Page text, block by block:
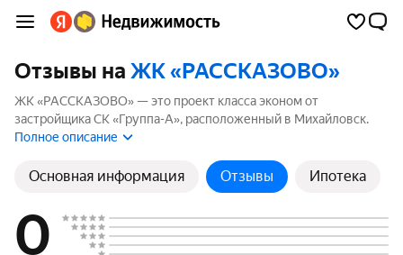
Отзывы на ЖК «РАССКАЗОВО»
ЖК «РАССКАЗОВО» — это проект класса эконом от
застройщика СК «Группа-А», расположенный в Михайловск.
Комплекс включает 1 корпуса высотой до 18 этажей. Если вы
ознакомьтесь с отзывами покупателей и жителей района. Мы
рассчитали рейтинг на основе реальных отзывов, чтобы
Полное описание
Основная информация Отзывы Ипотека
0